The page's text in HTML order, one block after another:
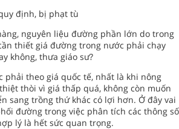
định, bị phạt tù
nguyên liệu đường phần lớn do trong
thiết giá đường trong nước phải chạy
không, thưa giáo sư?
phải theo giá quốc tế, nhất là khi nông
thòi vì giá thấp quá, không còn muốn
sang trồng thứ khác có lợi hơn. Ở đây vai
đường trong việc phân tích các thông số
lý là hết sức quan trọng.